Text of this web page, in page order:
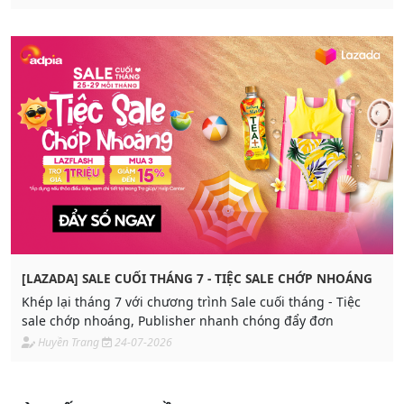
[LAZADA] SALE CUỐI THÁNG 7 - TIỆC SALE CHỚP NHOÁNG
Khép lại tháng 7 với chương trình Sale cuối tháng - Tiệc
sale chớp nhoáng, Publisher nhanh chóng đẩy đơn
Huyền Trang 24-07-2026